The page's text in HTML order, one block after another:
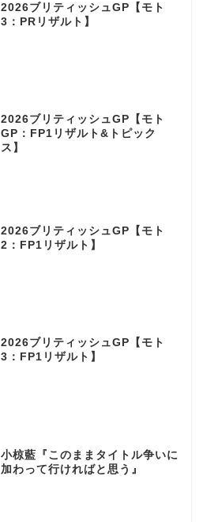
2026ブリティッシュGP【モト
3：PRリザルト】
2026ブリティッシュGP【モト
GP：FP1リザルト&トピック
ス】
2026ブリティッシュGP【モト
2：FP1リザルト】
2026ブリティッシュGP【モト
3：FP1リザルト】
小椋藍『このままタイトル争いに
加わって行ければと思う』